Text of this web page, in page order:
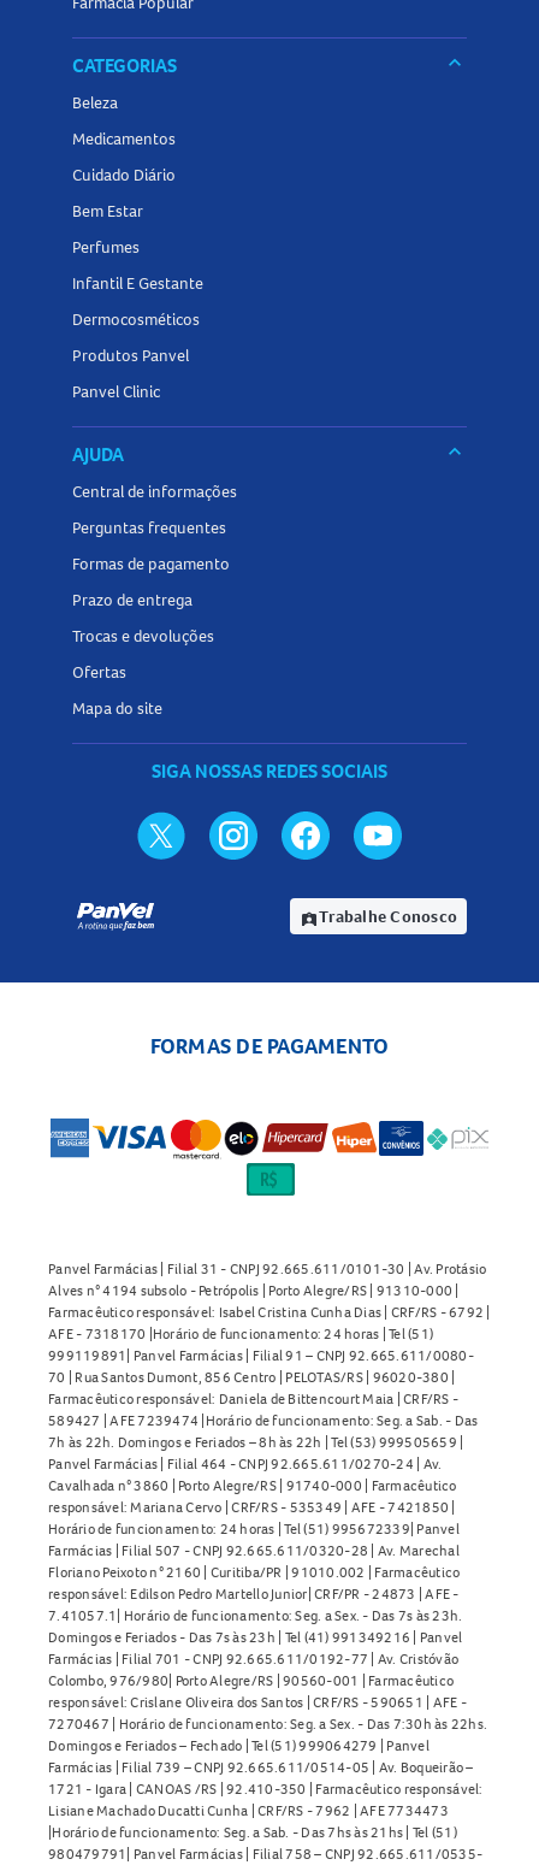
CATEGORIAS keyboard_arrow_down
Beleza
Medicamentos
Cuidado Diário
Bem Estar
Perfumes
Infantil E Gestante
Dermocosméticos
Produtos Panvel
Panvel Clinic
AJUDA keyboard_arrow_down
Central de informações
Perguntas frequentes
Formas de pagamento
Prazo de entrega
Trocas e devoluções
Ofertas
Mapa do site
SIGA NOSSAS REDES SOCIAIS
assignment_indTrabalhe Conosco
FORMAS DE PAGAMENTO
Panvel Farmácias | Filial 31 - CNPJ 92.665.611/0101-30 | Av. Protásio
Alves n° 4194 subsolo - Petrópolis | Porto Alegre/RS | 91310-000 |
Farmacêutico responsável: Isabel Cristina Cunha Dias | CRF/RS - 6792 |
AFE - 7318170 |Horário de funcionamento: 24 horas | Tel (51)
999119891| Panvel Farmácias | Filial 91 – CNPJ 92.665.611/0080-
70 | Rua Santos Dumont, 856 Centro | PELOTAS/RS | 96020-380 |
Farmacêutico responsável: Daniela de Bittencourt Maia | CRF/RS -
589427 | AFE 7239474 |Horário de funcionamento: Seg. a Sab. - Das
7h às 22h. Domingos e Feriados – 8h às 22h | Tel (53) 999505659 |
Panvel Farmácias | Filial 464 - CNPJ 92.665.611/0270-24 | Av.
Cavalhada n° 3860 | Porto Alegre/RS | 91740-000 | Farmacêutico
responsável: Mariana Cervo | CRF/RS - 535349 | AFE - 7421850 |
Horário de funcionamento: 24 horas | Tel (51) 995672339| Panvel
Farmácias | Filial 507 - CNPJ 92.665.611/0320-28 | Av. Marechal
Floriano Peixoto n° 2160 | Curitiba/PR | 91010.002 | Farmacêutico
responsável: Edilson Pedro Martello Junior| CRF/PR - 24873 | AFE -
7.41057.1| Horário de funcionamento: Seg. a Sex. - Das 7s às 23h.
Domingos e Feriados - Das 7s às 23h | Tel (41) 991349216 | Panvel
Farmácias | Filial 701 - CNPJ 92.665.611/0192-77 | Av. Cristóvão
Colombo, 976/980| Porto Alegre/RS | 90560-001 | Farmacêutico
responsável: Crislane Oliveira dos Santos | CRF/RS - 590651 | AFE -
7270467 | Horário de funcionamento: Seg. a Sex. - Das 7:30h às 22hs.
Domingos e Feriados – Fechado | Tel (51) 999064279 | Panvel
Farmácias | Filial 739 – CNPJ 92.665.611/0514-05 | Av. Boqueirão –
1721 - Igara | CANOAS /RS | 92.410-350 | Farmacêutico responsável:
Lisiane Machado Ducatti Cunha | CRF/RS - 7962 | AFE 7734473
|Horário de funcionamento: Seg. a Sab. - Das 7hs às 21hs | Tel (51)
980479791| Panvel Farmácias | Filial 758 – CNPJ 92.665.611/0535-